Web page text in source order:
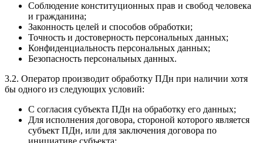
Соблюдение конституционных прав и свобод человека
и гражданина;
Законность целей и способов обработки;
Точность и достоверность персональных данных;
Конфиденциальность персональных данных;
Безопасность персональных данных.
3.2. Оператор производит обработку ПДн при наличии хотя
бы одного из следующих условий:
С согласия субъекта ПДн на обработку его данных;
Для исполнения договора, стороной которого является
субъект ПДн, или для заключения договора по